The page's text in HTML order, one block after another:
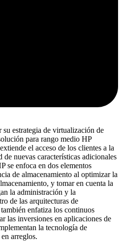
estrategia de virtualización de
para rango medio HP
el acceso de los clientes a la
nuevas características adicionales
se enfoca en dos elementos
de almacenamiento al optimizar la
y tomar en cuenta la
la administración y la
de las arquitecturas de
enfatiza los continuos
las inversiones en aplicaciones de
la tecnología de
arreglos.